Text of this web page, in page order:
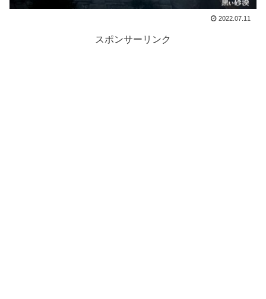
2022.07.11
スポンサーリンク